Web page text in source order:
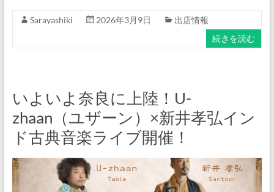
の
通
販
サ
ト
『サ
Sarayashiki 2026年3月9日
出店情報
続きを読む
いよいよ奈良に上陸！U-
zhaan（ユザーン）×新井孝弘イン
ド古典音楽ライブ開催！